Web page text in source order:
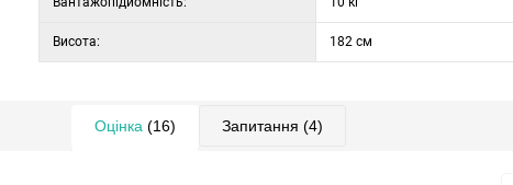
Висота: 182 см
Оцінка (16) Запитання (4)